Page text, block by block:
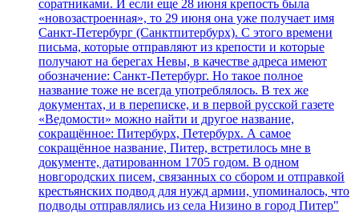
соратниками. И если еще 28 июня крепость была
«новозастроенная», то 29 июня она уже получает имя
Санкт-Петербург (Санктпитербурх). С этого времени
письма, которые отправляют из крепости и которые
получают на берегах Невы, в качестве адреса имеют
обозначение: Санкт-Петербург. Но такое полное
название тоже не всегда употреблялось. В тех же
документах, и в переписке, и в первой русской газете
«Ведомости» можно найти и другое название,
сокращённое: Питербурх, Петербурх. А самое
сокращённое название, Питер, встретилось мне в
документе, датированном 1705 годом. В одном
новгородских писем, связанных со сбором и отправкой
крестьянских подвод для нужд армии, упоминалось, что
подводы отправлялись из села Низино в город Питер"